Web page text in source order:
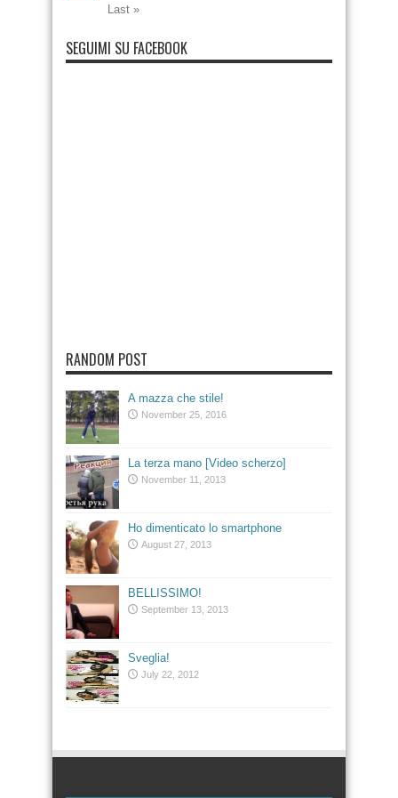
Last »
SEGUIMI SU FACEBOOK
RANDOM POST
A mazza che stile!
November 25, 2016
La terza mano [Video scherzo]
November 11, 2013
Ho dimenticato lo smartphone
August 27, 2013
BELLISSIMO!
September 13, 2013
Sveglia!
July 22, 2012